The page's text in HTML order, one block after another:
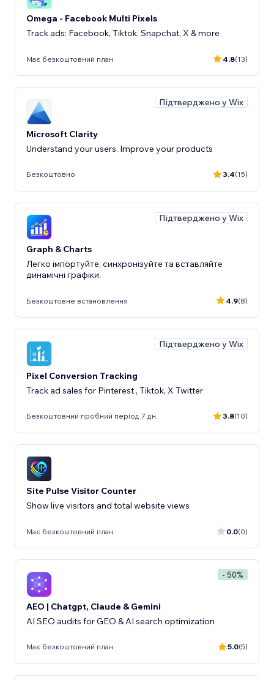
Omega - Facebook Multi Pixels
Track ads: Facebook, Tiktok, Snapchat, X & more
Має безкоштовний план 4.8(13)
Підтверджено у Wix
Microsoft Clarity
Understand your users. Improve your products
Безкоштовно 3.4(15)
Підтверджено у Wix
Graph & Charts
Легко імпортуйте, синхронізуйте та вставляйте
динамічні графіки.
Безкоштовне встановлення 4.9(8)
Підтверджено у Wix
Pixel Conversion Tracking
Track ad sales for Pinterest , Tiktok, X Twitter
Безкоштовний пробний період 7 дн. 3.8(10)
Site Pulse Visitor Counter
Show live visitors and total website views
Має безкоштовний план 0.0(0)
- 50%
AEO | Chatgpt, Claude & Gemini
AI SEO audits for GEO & AI search optimization
Має безкоштовний план 5.0(5)